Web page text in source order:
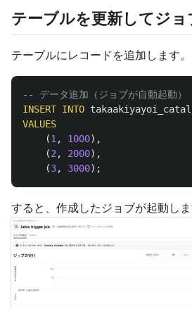
テーブルを更新してジ
テーブルにレコードを追加します。
-- データ追加（ジョブが自動起動）
INSERT INTO
VALUES
(1 , 1000),
(2 , 2000),
(3, 3000);
すると、作成したジョブが起動しま